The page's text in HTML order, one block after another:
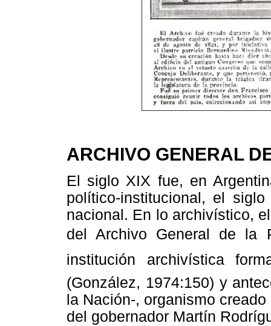
ARCHIVO GENERAL
El siglo XIX fue, en
político-institucional, el
nacional. En lo archivístico,
del Archivo General de la
institución archivística
(González, 1974:150) y
la Nación-, organismo
del gobernador Martín